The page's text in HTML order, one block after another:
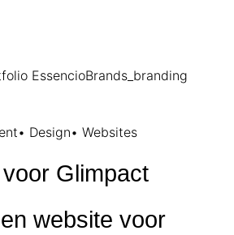
• Design• Websites
Glimpact
website voor